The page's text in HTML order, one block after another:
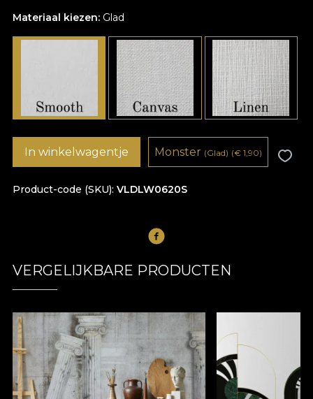
Materiaal kiezen: Glad
Product-code (SKU) VLDLW0620S
In winkelwagentje Monster (Glad) (€ 1,90)
VERGELIJKBARE PRODUCTEN